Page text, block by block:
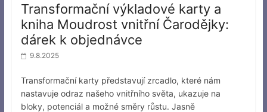
Transformační výkladové karty a
kniha Moudrost vnitřní Čarodějky:
dárek k objednávce
9.8.2025
Transformační karty představují zrcadlo, které nám
nastavuje odraz našeho vnitřního světa, ukazuje na
bloky, potenciál a možné směry růstu. Jasně